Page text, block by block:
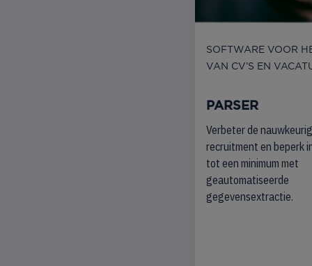
SOFTWARE VOOR
VAN CV’S EN
PARSER
Verbeter de
recruitment en beperk
tot een minimum met
geautomatiseerde
gegevensextractie.